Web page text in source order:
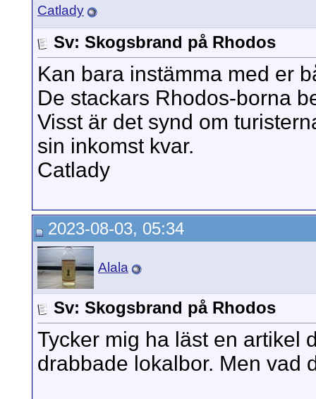
Catlady
Sv: Skogsbrand på Rhodos
Kan bara instämma med er
De stackars Rhodos-borna
Visst är det synd om
sin inkomst kvar.
Catlady
2023-08-03, 05:34
Alala
Sv: Skogsbrand på Rhodos
Tycker mig ha läst en artikel
drabbade lokalbor. Men vad